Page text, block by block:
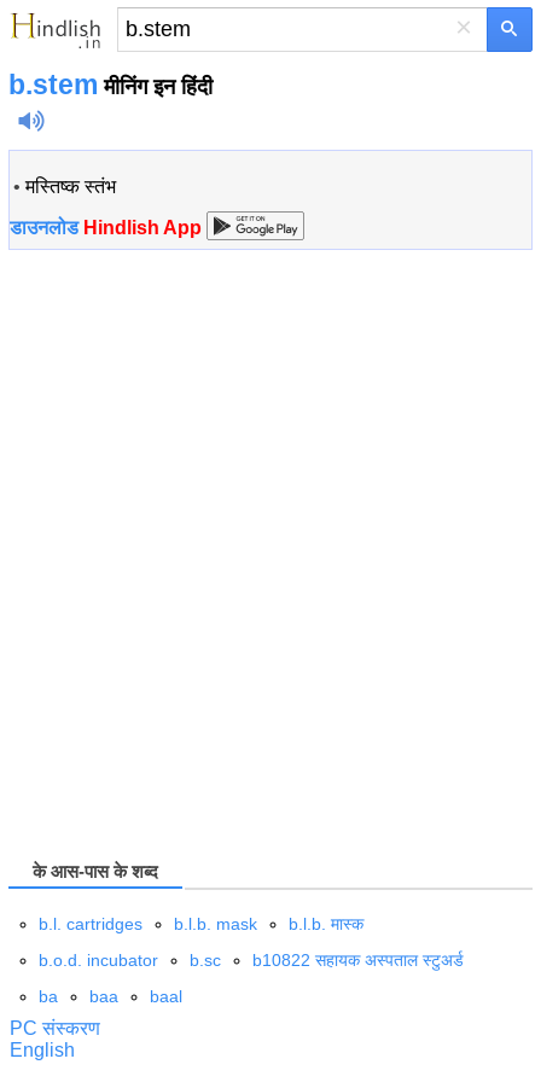
×
b.stem मीनिंग इन हिंदी
•मस्तिष्क स्तंभ
डाउनलोड Hindlish App
के आस-पास के शब्द
b.l. cartridges b.l.b. mask
b.l.b. मास्क
b.o.d. incubator
b.sc
b10822 सहायक अस्पताल स्टुअर्ड
ba
baa baal
PC संस्करण
English